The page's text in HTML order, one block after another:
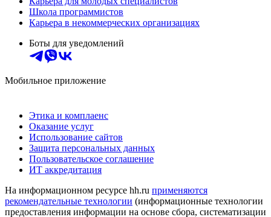
Школа программистов
Карьера в некоммерческих организациях
Боты для уведомлений
Мобильное приложение
Этика и комплаенс
Оказание услуг
Использование сайтов
Защита персональных данных
Пользовательское соглашение
ИТ аккредитация
На информационном ресурсе hh.ru применяются
рекомендательные технологии (информационные технологии
предоставления информации на основе сбора, систематизации